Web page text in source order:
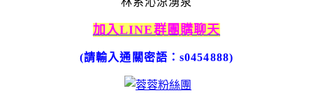
加入LINE群團購聊天
(請輸入通關密語：s0454888)